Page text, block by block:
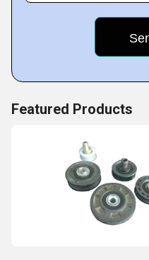
Featured Products